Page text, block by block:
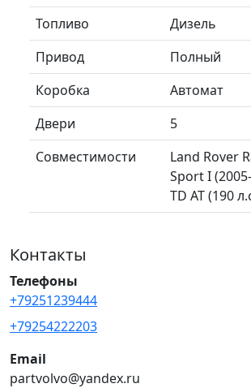
Топливо
Дизель
Привод
Полный
Коробка
Автомат
Двери
5
Совместимости
Land Rover
Sport I
TD AT (190
Контакты
Телефоны
+79251239444
+79254222203
Email
partvolvo@yandex.ru